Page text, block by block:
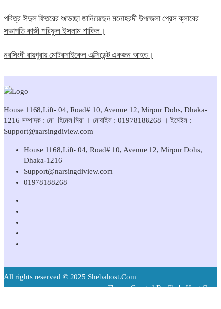
পবিত্র ঈদুল ফিতরের শুভেচ্ছা জানিয়েছেন মনোহরদী উপজেলা প্রেস ক্লাবের
সভাপতি কাজী শরিফুল ইসলাম শাকিল।
নরসিংদী রায়পুরায় মোটরসাইকেল এক্সিডেন্ট একজন আহত।
House 1168,Lift- 04, Road# 10, Avenue 12, Mirpur Dohs, Dhaka-
1216 সম্পাদক : মো হিমেল মিয়া । মোবাইল : 01978188268 । ইমেইল :
Support@narsingdiview.com
House 1168,Lift- 04, Road# 10, Avenue 12, Mirpur Dohs,
Dhaka-1216
Support@narsingdiview.com
01978188268
All rights reserved © 2025 Shebahost.Com
Theme Created By ShebaHost.Com